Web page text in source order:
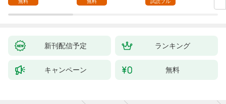
が、出世した元教え子
無料 無料 試読フル
新刊配信予定 ランキング
キャンペーン 無料